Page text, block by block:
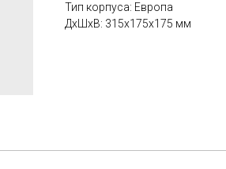
Тип корпуса: Европа
ДxШxВ: 315x175x175 мм